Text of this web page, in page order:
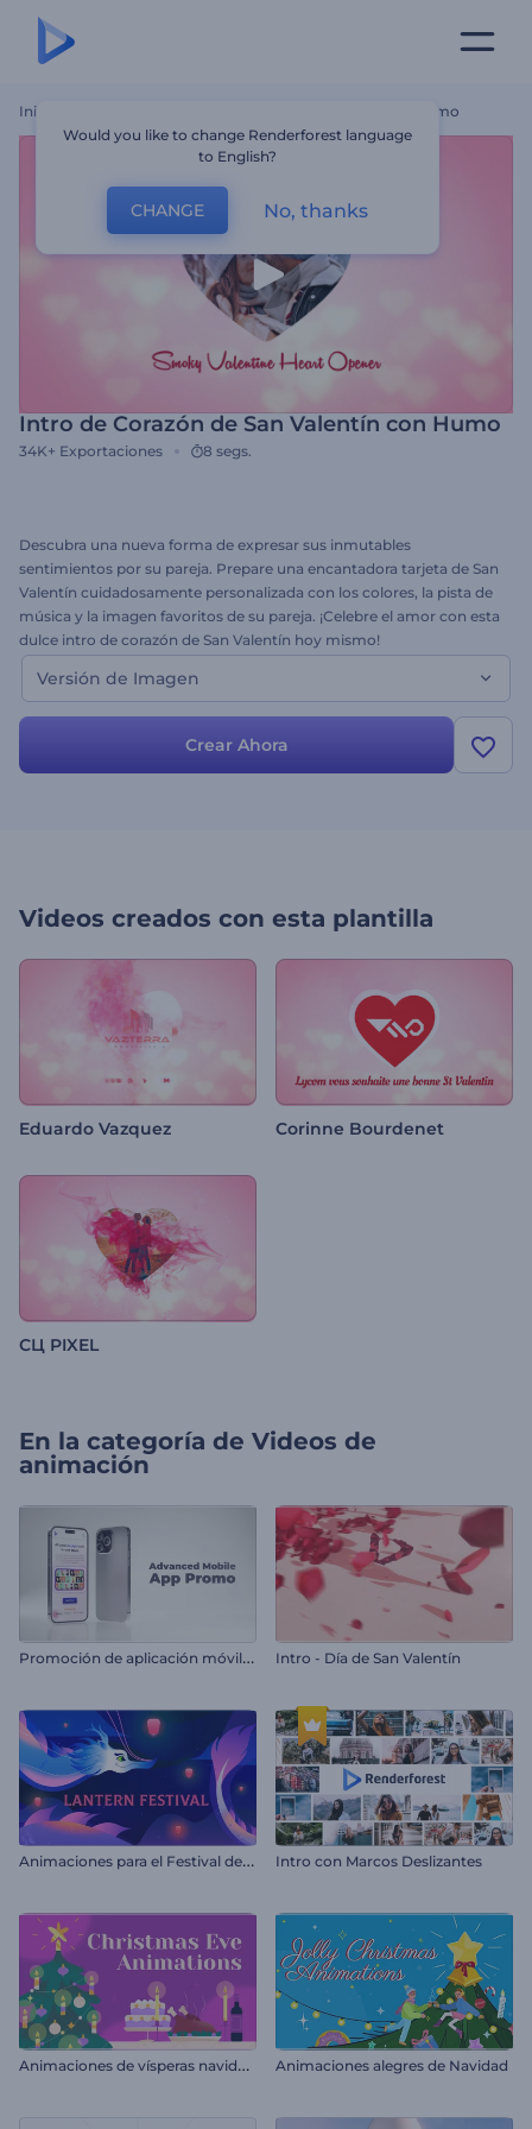
Inicio Intro De Corazón De San Valentín Con Humo
Intro de Corazón de San Valentín con Humo
34K+ Exportaciones 8 segs.
Descubra una nueva forma de expresar sus inmutables
sentimientos por su pareja. Prepare una encantadora tarjeta de San
Valentín cuidadosamente personalizada con los colores, la pista de
música y la imagen favoritos de su pareja. ¡Celebre el amor con esta
dulce intro de corazón de San Valentín hoy mismo!
Versión de Imagen
Crear Ahora
Videos creados con esta plantilla
Eduardo Vazquez Corinne Bourdenet
СЦ PIXEL
En la categoría de Videos de
animación
P
romoción de aplicación móvil avanzada Intro - Día de San Valentín
A
nimaciones para el Festival de los Faroles Intro con Marcos Deslizantes
A
nimaciones de vísperas navideñas Animaciones alegres de Navidad
Would you like to change Renderforest language
to English?
CHANGE No, thanks